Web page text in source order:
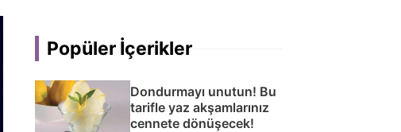
Popüler İçerikler
Dondurmayı unutun! Bu
tarifle yaz akşamlarınız
cennete dönüşecek!